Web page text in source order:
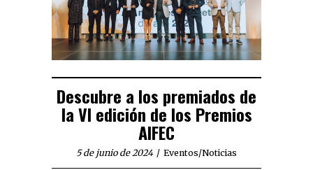
Descubre a los premiados de
la VI edición de los Premios
AIFEC
5 de junio de 2024 Eventos/Noticias